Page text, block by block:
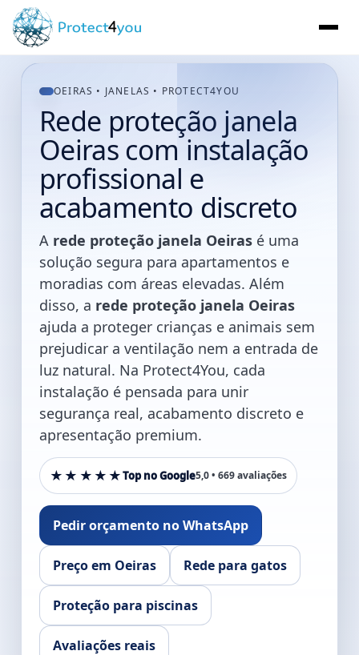
OEIRAS • JANELAS • PROTECT4YOU
Rede proteção janela
Oeiras com instalação
profissional e
acabamento discreto
A rede proteção janela Oeiras é uma
solução segura para apartamentos e
moradias com áreas elevadas. Além
disso, a rede proteção janela Oeiras
ajuda a proteger crianças e animais sem
prejudicar a ventilação nem a entrada de
luz natural. Na Protect4You, cada
instalação é pensada para unir
segurança real, acabamento discreto e
apresentação premium.
★★★★★Top no Google5,0 • 669 avaliações
Pedir orçamento no WhatsApp
Preço em Oeiras Rede para gatos
Proteção para piscinas
Avaliações reais